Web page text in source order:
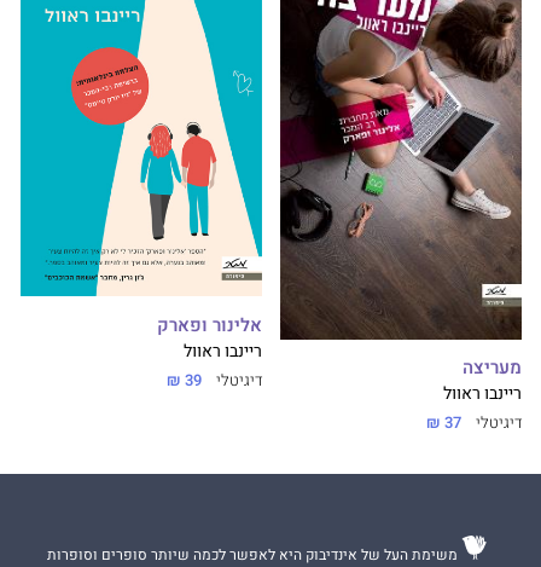
מעריצה
ריינבו ראוול
דיגיטלי 37 ₪
אלינור ופארק
ריינבו ראוול
דיגיטלי 39 ₪
משימת העל של אינדיבוק היא לאפשר לכמה שיותר סופרים וסופרות